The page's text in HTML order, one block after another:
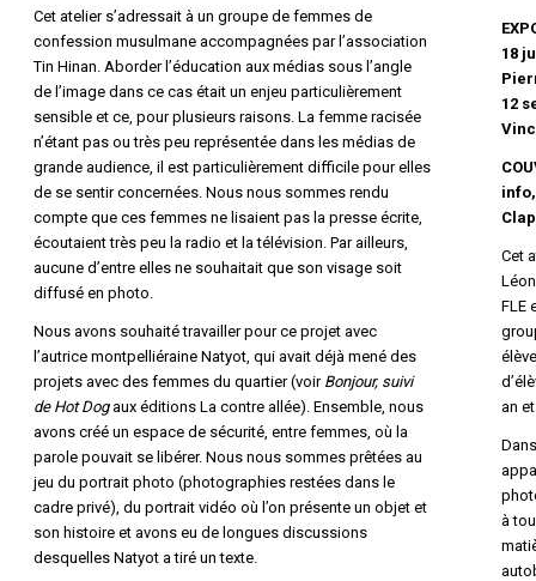
Cet atelier s’adressait à un groupe de femmes de
confession musulmane accompagnées par l’association
Tin Hinan. Aborder l’éducation aux médias sous l’angle
de l’image dans ce cas était un enjeu particulièrement
sensible et ce, pour plusieurs raisons. La femme racisée
n’étant pas ou très peu représentée dans les médias de
grande audience, il est particulièrement difficile pour elles
de se sentir concernées. Nous nous sommes rendu
compte que ces femmes ne lisaient pas la presse écrite,
écoutaient très peu la radio et la télévision. Par ailleurs,
aucune d’entre elles ne souhaitait que son visage soit
diffusé en photo.
Nous avons souhaité travailler pour ce projet avec
l’autrice montpelliéraine Natyot, qui avait déjà mené des
projets avec des femmes du quartier (voir Bonjour, suivi
de Hot Dogaux éditions La contre allée). Ensemble, nous
avons créé un espace de sécurité, entre femmes, où la
parole pouvait se libérer. Nous nous sommes prêtées au
jeu du portrait photo (photographies restées dans le
cadre privé), du portrait vidéo où l’on présente un objet et
son histoire et avons eu de longues discussions
desquelles Natyot a tiré un texte.
18
12
Cet
FLE
an
à